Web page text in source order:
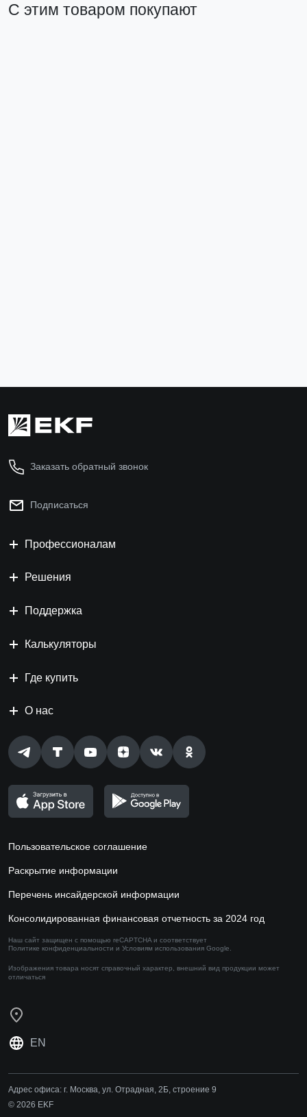
С этим товаром покупают
Заказать обратный звонок
Подписаться
Профессионалам
Решения
Поддержка
Калькуляторы
Где купить
О нас
Пользовательское соглашение
Раскрытие информации
Перечень инсайдерской информации
Консолидированная финансовая отчетность за 2024 год
Наш сайт защищен с помощью reCAPTCHA и соответствует
Политике конфиденциальности и Условиям использования Google.
Изображения товара носят справочный характер, внешний вид продукции может
отличаться
EN
Адрес офиса: г. Москва, ул. Отрадная, 2Б, строение 9
© 2026 EKF